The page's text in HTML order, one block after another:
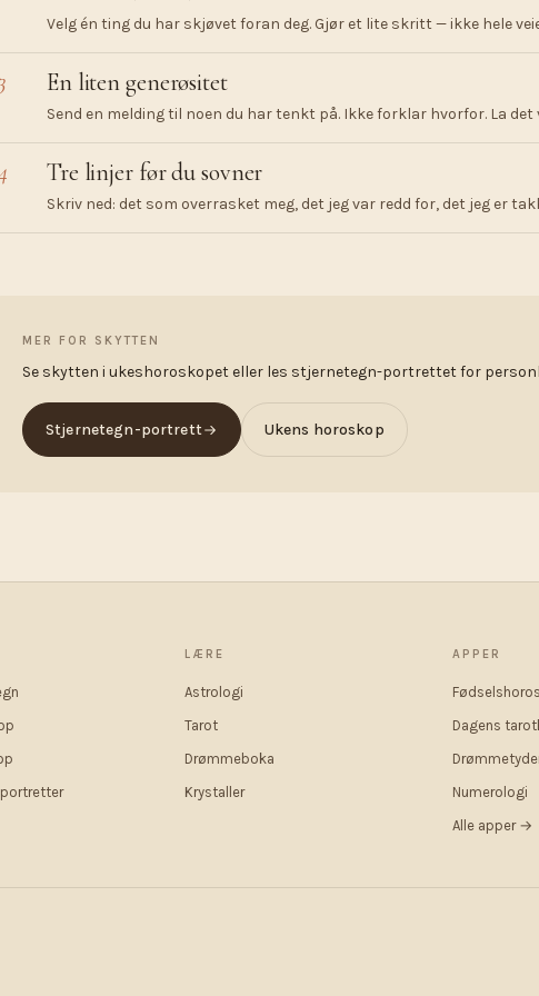
Velg én ting du har skjøvet foran deg. Gjør et lite skritt — ikke hele
En liten generøsitet
Send en melding til noen du har tenkt på. Ikke forklar hvorfor. La
Tre linjer før du sovner
Skriv ned: det som overrasket meg, det jeg var redd for, det jeg er
MER FOR SKYTTEN
Se skytten i ukeshoroskopet eller les stjernetegn-portrettet for
Stjernetegn-portrett Ukens horoskop
LÆRE
Astrologi
Tarot
Drømmeboka
Krystaller
APPER
Dagens
Numerologi
Alle apper →